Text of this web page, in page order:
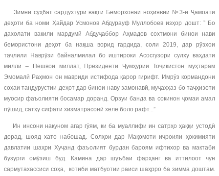
Зимни суҳбат сардухтури вақти Беморхонаи ноҳиявии №3-и Ҷамоати
деҳоти ба номи Ҳайдар Усмонов Абдурауф Муллобоев изҳор дошт: ” Бо
дахолати вакили мардумӣ Абдуҷаббор Аҳмадов сохтмони бинои нави
бемористони деҳот ба нақша ворид гардида, соли 2019, дар рӯзҳои
таҷлили Наврӯзи байналмилал бо иштироки Асосгузори сулҳу ваҳдати
миллӣ – Пешвои миллат, Президенти Ҷумҳурии Тоҷикистон муҳтарам
Эмомалӣ Раҳмон он мавриди истифода қарор гирифт. Имрӯз кормандони
соҳаи тандурустии деҳот дар бинои наву замонавӣ, муҷаҳҳаз бо таҷҳизоти
муосир фаъолияти босамар доранд. Орзуи банда ва сокинон ҷомаи амал
пӯшид, сатҳу сифати хизматрасонӣ хеле боло рафт...”
Ин инсони накуном агар гӯям, ки ба муаллифи ин сатрҳо ҳаққи устодӣ
дорад, шояд хато набошад. Солҳои дар Мақомоти иҷроияи ҳокимияти
давлатии шаҳри Хуҷанд фаъолият бурдан бароям ифтихор ва мактаби
бузурги омӯзиш буд. Камина дар шуъбаи фарҳанг ва иттилоот чун
сармутахассиси соҳа, котиби матбуотии раиси шаҳрро ба зимма доштам.